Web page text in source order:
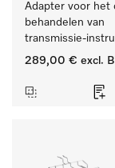
Adapter voor het
behandelen van
transmissie-
met externe
289,00 € excl.